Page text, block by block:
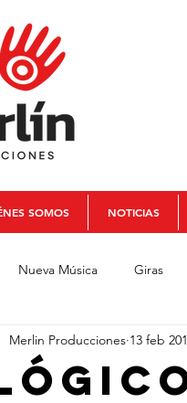
SOMOS NOTICIAS
Nueva Música Giras
Juancho Valencia
Merlin Producciones 13 feb